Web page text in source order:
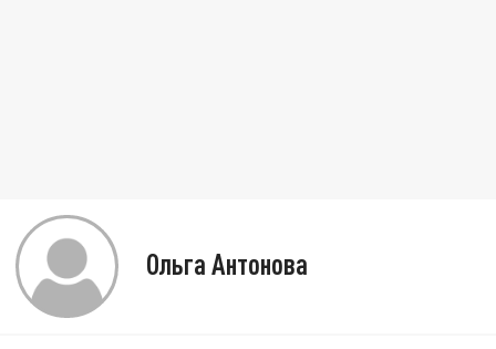
Ольга Антонова